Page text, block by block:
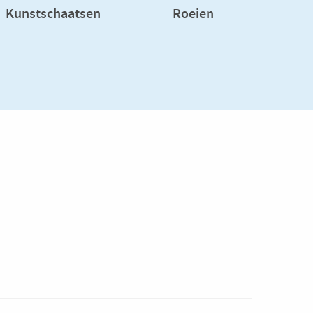
Kunstschaatsen Roeien